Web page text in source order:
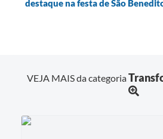
destaque na festa de São
VEJA MAIS da categoria